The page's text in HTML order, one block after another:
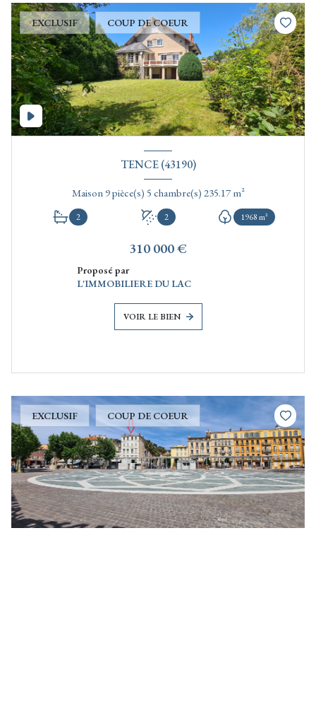
EXCLUSIF COUP DE COEUR
TENCE (43190)
Maison 9 pièce(s) 5 chambre(s) 235.17 m²
2 2 1968 m²
310 000 €
Proposé par
L'IMMOBILIERE DU LAC
VOIR LE BIEN
EXCLUSIF COUP DE COEUR